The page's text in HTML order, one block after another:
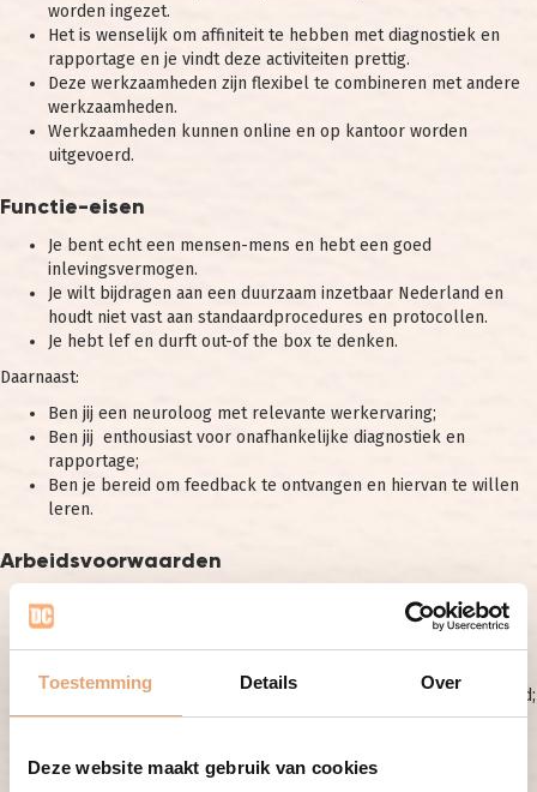
Toestemming Details Over
Deze website maakt gebruik van cookies
worden ingezet.
Het is wenselijk om affiniteit te hebben met diagnostiek en
rapportage en je vindt deze activiteiten prettig.
Deze werkzaamheden zijn flexibel te combineren met andere
werkzaamheden.
Werkzaamheden kunnen online en op kantoor worden
uitgevoerd.
Functie-eisen
Je bent echt een mensen-mens en hebt een goed
inlevingsvermogen.
Je wilt bijdragen aan een duurzaam inzetbaar Nederland en
houdt niet vast aan standaardprocedures en protocollen.
Je hebt lef en durft out-of the box te denken.
Daarnaast:
Ben jij een neuroloog met relevante werkervaring;
Ben jij enthousiast voor onafhankelijke diagnostiek en
rapportage;
Ben je bereid om feedback te ontvangen en hiervan te willen
leren.
Arbeidsvoorwaarden
Marktconforme freelance tarieven, reistijd wordt aanvullend
vergoed;
Een dynamische en innovatieve werkomgeving;
Werktijden en dagen in overleg;
In overleg 1 of meerdere neurologische expertises per maand;
Begeleiding door medisch directeur, opleiding, supervisie en